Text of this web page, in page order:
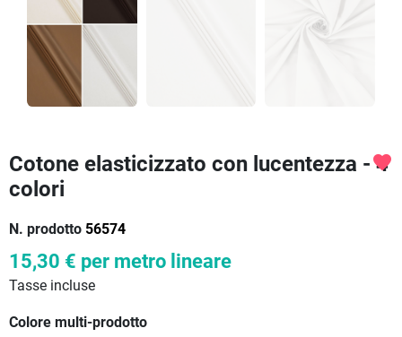
Cotone elasticizzato con lucentezza - 4
colori
N. prodotto 56574
favorite
15,30 € per metro lineare
Tasse incluse
Colore multi-prodotto